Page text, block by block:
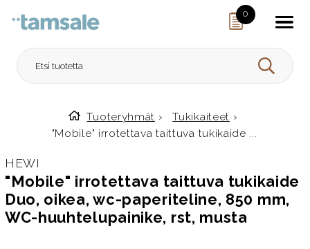
0
HAE
Etusivulle
Tuoteryhmät › Tukikaiteet ›
"Mobile" irrotettava taittuva tukikaide ...
HEWI
"Mobile" irrotettava taittuva tukikaide
Duo, oikea, wc-paperiteline, 850 mm,
WC-huuhtelupainike, rst, musta